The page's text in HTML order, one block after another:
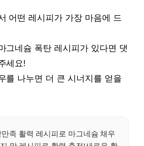
어떤 레시피가 가장 마음에 드
그네슘 폭탄 레시피가 있다면 댓
세요!
를 나누면 더 큰 시너지를 얻을
만족 활력 레시피로 마그네슘 채우